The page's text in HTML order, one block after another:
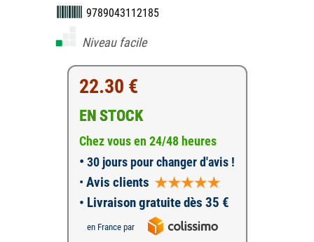
9789043112185
Niveau facile
22.30 €
EN STOCK
Chez vous en 24/48 heures
• 30 jours pour changer d'avis !
• Avis clients
• Livraison gratuite dès 35 €
en France par